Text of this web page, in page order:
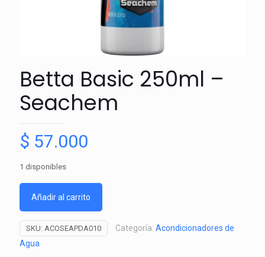
Betta Basic 250ml –
Seachem
$ 57.000
1 disponibles
Añadir al carrito
SKU: ACOSEAPDA010 Categoría: Acondicionadores de
Agua